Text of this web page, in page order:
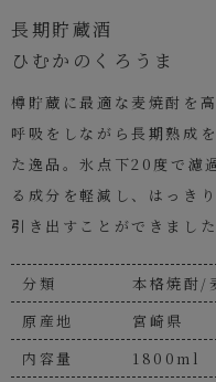
長期貯蔵酒
ひむかのくろうま
樽貯蔵に最適な麦焼酎を
呼吸をしながら長期熟成
た逸品。氷点下20度で濾
る成分を軽減し、はっき
引き出すことができました
分類
本格焼酎
原産地
宮崎県
内容量
1800ml